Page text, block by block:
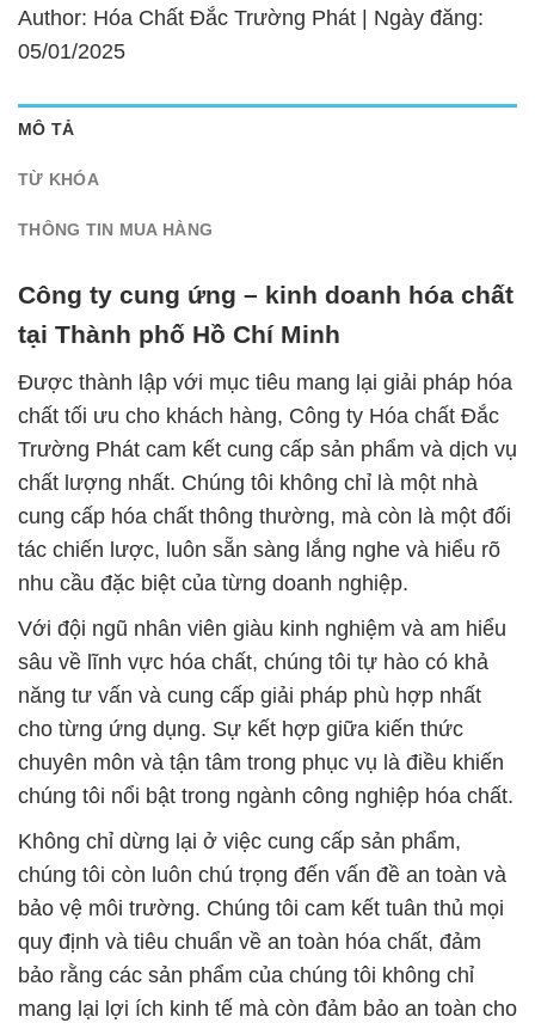
Author: Hóa Chất Đắc Trường Phát | Ngày đăng:
05/01/2025
MÔ TẢ
TỪ KHÓA
THÔNG TIN MUA HÀNG
Công ty cung ứng – kinh doanh hóa chất
tại Thành phố Hồ Chí Minh
Được thành lập với mục tiêu mang lại giải pháp hóa
chất tối ưu cho khách hàng, Công ty Hóa chất Đắc
Trường Phát cam kết cung cấp sản phẩm và dịch vụ
chất lượng nhất. Chúng tôi không chỉ là một nhà
cung cấp hóa chất thông thường, mà còn là một đối
tác chiến lược, luôn sẵn sàng lắng nghe và hiểu rõ
nhu cầu đặc biệt của từng doanh nghiệp.
Với đội ngũ nhân viên giàu kinh nghiệm và am hiểu
sâu về lĩnh vực hóa chất, chúng tôi tự hào có khả
năng tư vấn và cung cấp giải pháp phù hợp nhất
cho từng ứng dụng. Sự kết hợp giữa kiến thức
chuyên môn và tận tâm trong phục vụ là điều khiến
chúng tôi nổi bật trong ngành công nghiệp hóa chất.
Không chỉ dừng lại ở việc cung cấp sản phẩm,
chúng tôi còn luôn chú trọng đến vấn đề an toàn và
bảo vệ môi trường. Chúng tôi cam kết tuân thủ mọi
quy định và tiêu chuẩn về an toàn hóa chất, đảm
bảo rằng các sản phẩm của chúng tôi không chỉ
mang lại lợi ích kinh tế mà còn đảm bảo an toàn cho